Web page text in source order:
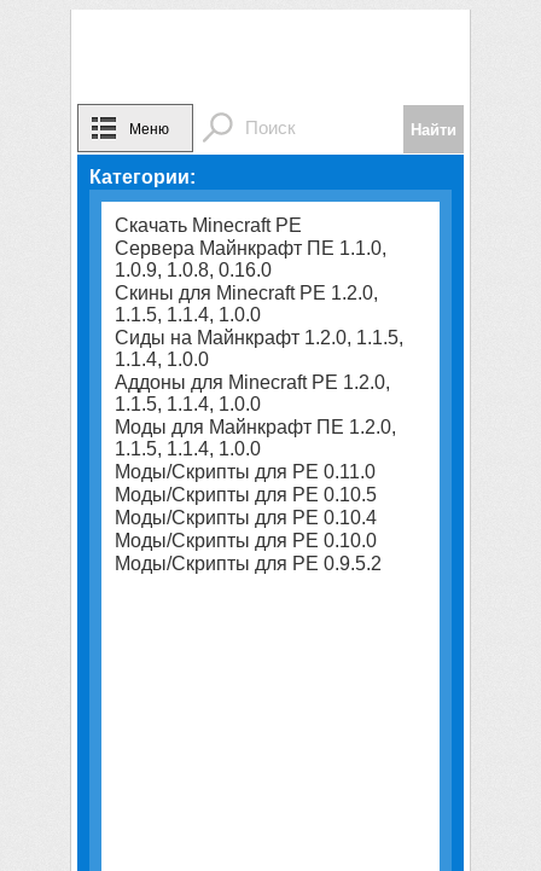
Меню
Категории:
Скачать Minecraft PE
Сервера Майнкрафт ПЕ 1.1.0,
1.0.9, 1.0.8, 0.16.0
Скины для Minecraft PE 1.2.0,
1.1.5, 1.1.4, 1.0.0
Сиды на Майнкрафт 1.2.0, 1.1.5,
1.1.4, 1.0.0
Аддоны для Minecraft PE 1.2.0,
1.1.5, 1.1.4, 1.0.0
Моды для Майнкрафт ПЕ 1.2.0,
1.1.5, 1.1.4, 1.0.0
Моды/Скрипты для PE 0.11.0
Моды/Скрипты для PE 0.10.5
Моды/Скрипты для PE 0.10.4
Моды/Скрипты для PE 0.10.0
Моды/Скрипты для PE 0.9.5.2